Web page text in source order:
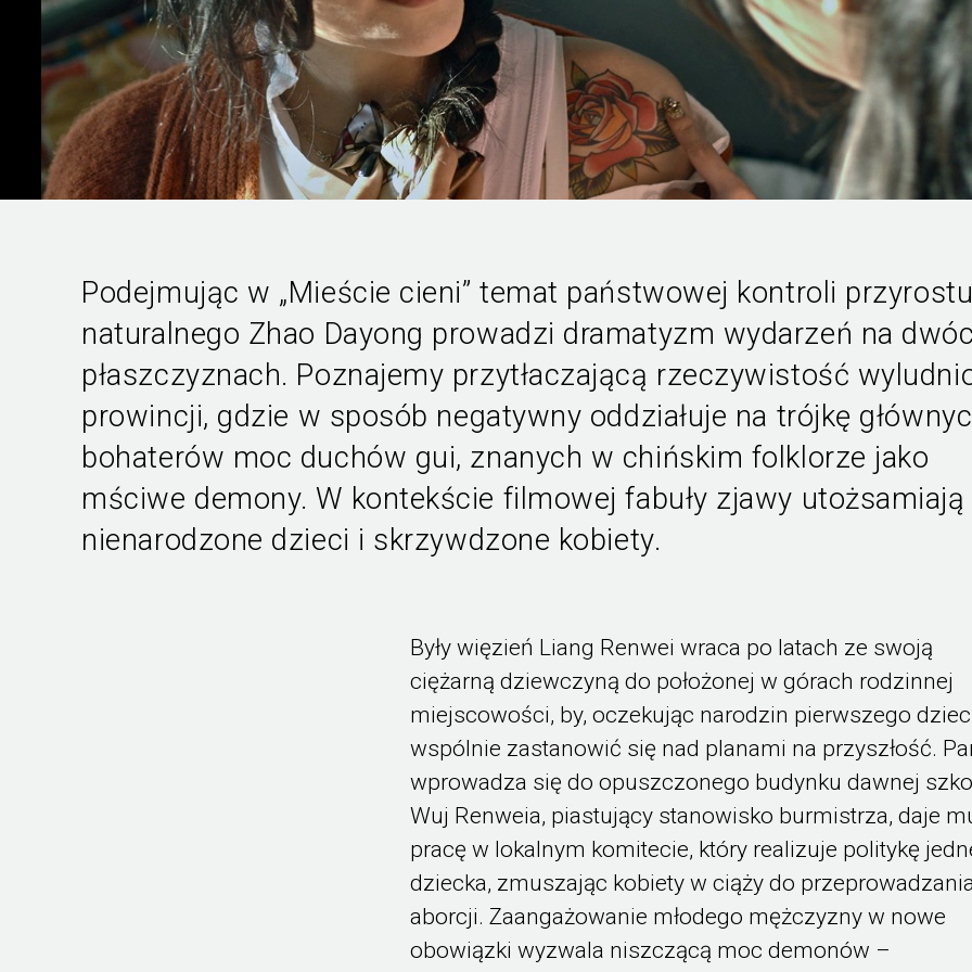
Podejmując w „Mieście cieni” temat państwowej kontroli przyrostu
naturalnego Zhao Dayong prowadzi dramatyzm wydarzeń na
płaszczyznach. Poznajemy przytłaczającą rzeczywistość
prowincji, gdzie w sposób negatywny oddziałuje na trójkę
bohaterów moc duchów gui, znanych w chińskim folklorze jako
mściwe demony. W kontekście filmowej fabuły zjawy utożsamiają
nienarodzone dzieci i skrzywdzone kobiety.
Były więzień Liang Renwei wraca po latach ze swoją
ciężarną dziewczyną do położonej w górach rodzinnej
miejscowości, by, oczekując narodzin pierwszego
wspólnie zastanowić się nad planami na przyszłość.
wprowadza się do opuszczonego budynku dawnej
Wuj Renweia, piastujący stanowisko burmistrza, daje
pracę w lokalnym komitecie, który realizuje politykę
dziecka, zmuszając kobiety w ciąży do
aborcji. Zaangażowanie młodego mężczyzny w nowe
obowiązki wyzwala niszczącą moc demonów –